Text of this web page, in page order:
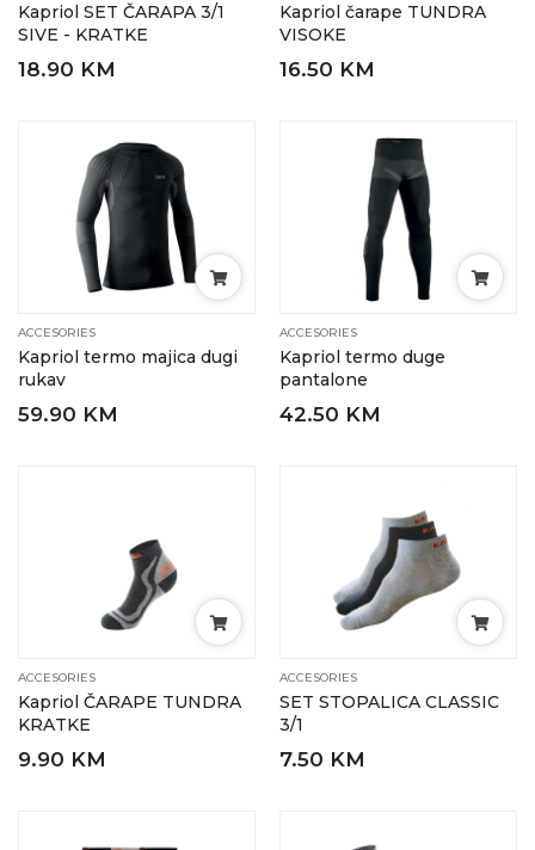
Kapriol SET ČARAPA 3/1
SIVE - KRATKE
18.90 KM
Kapriol čarape TUNDRA
VISOKE
16.50 KM
ACCESORIES
Kapriol termo majica dugi
rukav
59.90 KM
ACCESORIES
Kapriol termo duge
pantalone
42.50 KM
ACCESORIES
Kapriol ČARAPE TUNDRA
KRATKE
9.90 KM
ACCESORIES
SET STOPALICA CLASSIC
3/1
7.50 KM